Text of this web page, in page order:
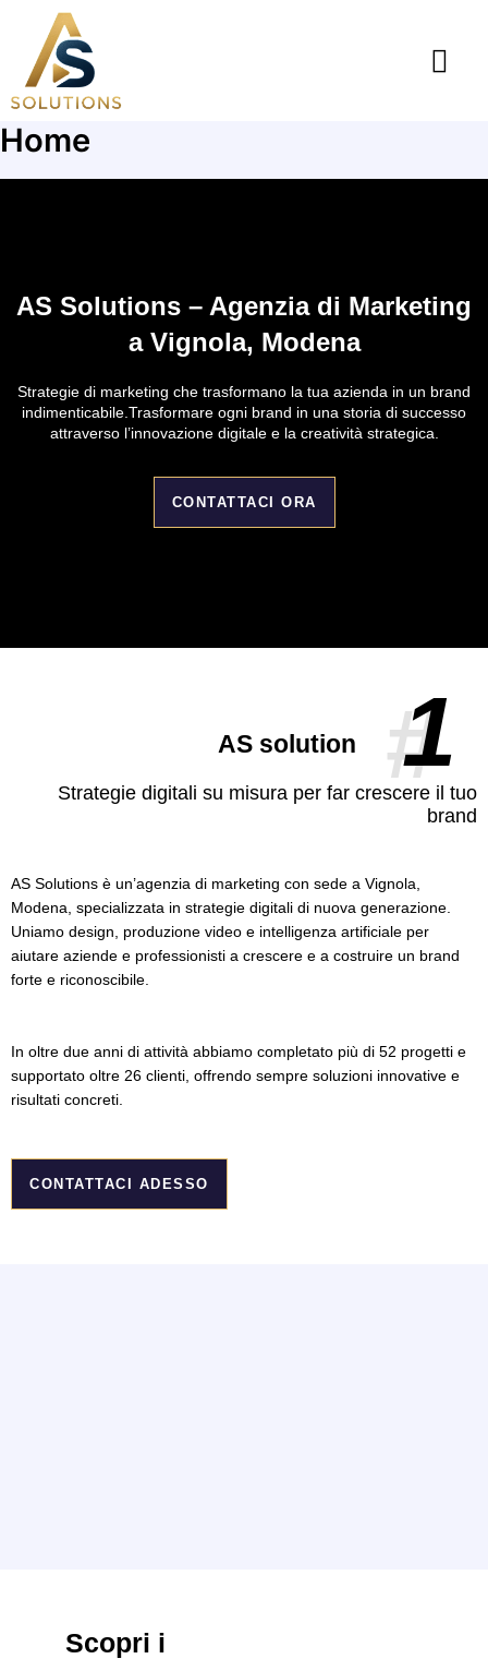
content
Home
AS Solutions – Agenzia di Marketing
a Vignola, Modena
Strategie di marketing che trasformano la tua azienda in un brand
indimenticabile.Trasformare ogni brand in una storia di successo
attraverso l’innovazione digitale e la creatività strategica.
CONTATTACI ORA
AS Solutions è un’agenzia di marketing con sede a Vignola,
Modena, specializzata in strategie digitali di nuova generazione.
Uniamo design, produzione video e intelligenza artificiale per
aiutare aziende e professionisti a crescere e a costruire un brand
forte e riconoscibile.
In oltre due anni di attività abbiamo completato più di 52 progetti e
supportato oltre 26 clienti, offrendo sempre soluzioni innovative e
risultati concreti.
CONTATTACI ADESSO
AS solution #
1
Strategie digitali su misura per far crescere il tuo
brand
Scopri i